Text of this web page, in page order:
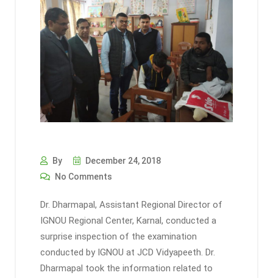
By
December 24, 2018
No Comments
Dr. Dharmapal, Assistant Regional Director of
IGNOU Regional Center, Karnal, conducted a
surprise inspection of the examination
conducted by IGNOU at JCD Vidyapeeth. Dr.
Dharmapal took the information related to